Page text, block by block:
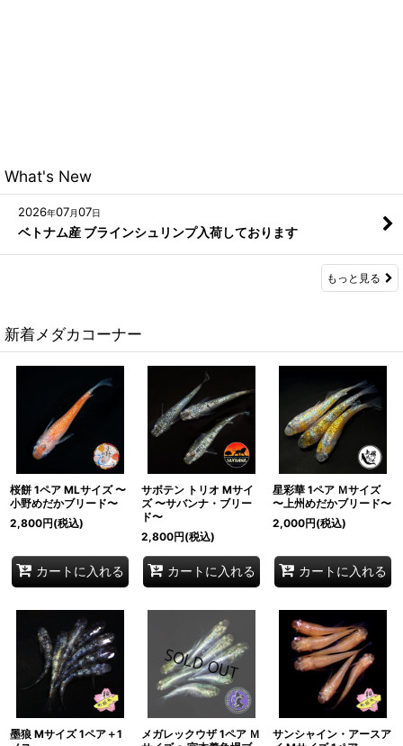
What's New
2026年07月07日
ベトナム産 ブラインシュリンプ入荷しております
もっと見る
新着メダカコーナー
桜餅 1ペア MLサイズ 〜
小野めだかブリード〜
2,800円(税込)
カートに入れる
サボテン トリオ Mサイ
ズ 〜サバンナ・ブリー
ド〜
2,800円(税込)
カートに入れる
星彩華 1ペア Ｍサイズ
〜上州めだかブリード〜
2,000円(税込)
カートに入れる
墨狼 Mサイズ 1ペア＋1
メガレックウザ 1ペア Ｍ
サンシャイン・アースア